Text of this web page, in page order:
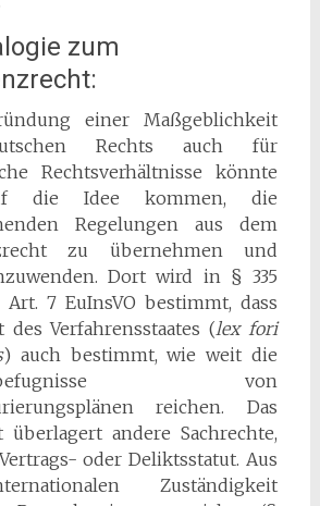
zum
einer Maßgeblichkeit
Rechts auch für
Rechtsverhältnisse könnte
die Idee kommen, die
Regelungen aus dem
zu übernehmen und
Dort wird in § 335
7 EuInsVO bestimmt, dass
des Verfahrensstaates (lex fori
) auch bestimmt, wie weit die
von
reichen. Das
überlagert andere Sachrechte,
oder Deliktsstatut. Aus
Zuständigkeit